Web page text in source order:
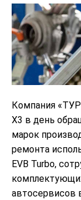
Компания
X3 в день
марок
ремонта
EVB Turbo,
автосервисов